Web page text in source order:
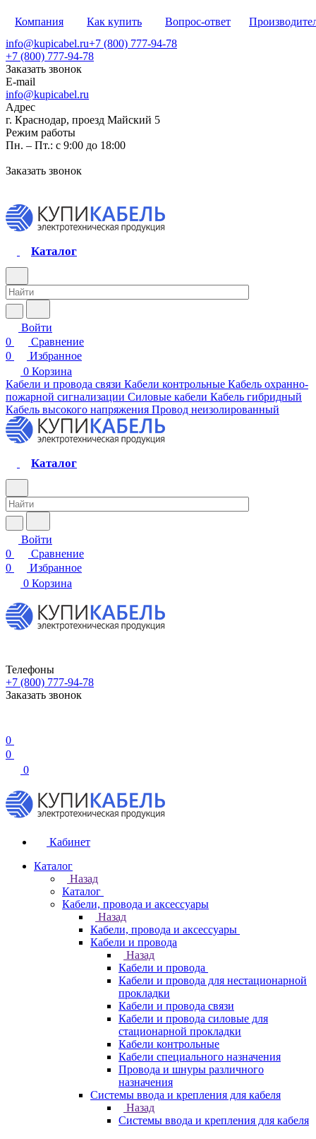
Компания Как купить Вопрос-ответ
info@kupicabel.ru+7 (800) 777-94-78
+7 (800) 777-94-78
Заказать звонок
E-mail
info@kupicabel.ru
Адрес
г. Краснодар, проезд Майский 5
Режим работы
Пн. – Пт.: с 9:00 до 18:00
Заказать звонок
Каталог
Войти
0
Сравнение
0
Избранное
0 Корзина
Кабели и провода связи Кабели контрольные Кабель охранно-
пожарной сигнализации Силовые кабели Кабель гибридный
Кабель высокого напряжения Провод неизолированный
Каталог
Войти
0
Сравнение
0
Избранное
0 Корзина
Телефоны
+7 (800) 777-94-78
Заказать звонок
0
0
0
Кабинет
Каталог
Назад
Каталог
Кабели, провода и аксессуары
Назад
Кабели, провода и аксессуары
Кабели и провода
Назад
Кабели и провода
Кабели и провода для нестационарной
прокладки
Кабели и провода связи
Кабели и провода силовые для
стационарной прокладки
Кабели контрольные
Кабели специального назначения
Провода и шнуры различного
назначения
Системы ввода и крепления для кабеля
Назад
Системы ввода и крепления для кабеля